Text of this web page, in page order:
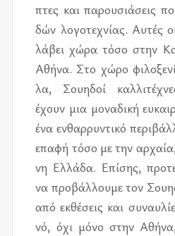
πτες και πα­ρου­σιά­σεις
δών λο­γο­τε­χνί­ας. Αυτές
λά­βει χώρα τόσο στην
Αθήνα. Στο χώρο
λα, Σου­η­δοί
έχουν μια μο­να­δι­κή
ένα εν­θαρ­ρυ­ντι­κό
επα­φή τόσο με την
νη Ελλά­δα. Επί­σης,
να προ­βάλ­λου­με τον
από εκ­θέ­σεις και
νό, όχι μόνο στην